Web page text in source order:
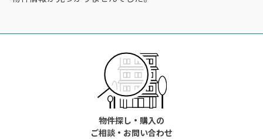
物件探し・購入の
ご相談・お問い合わせ